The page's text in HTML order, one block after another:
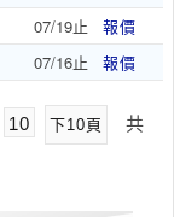
07/19止 報價
07/16止 報價
10 下10頁
共